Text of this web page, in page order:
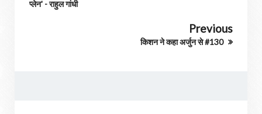
प्लेन' - राहुल गांधी
Previous
किशन ने कहा अर्जुन से #130